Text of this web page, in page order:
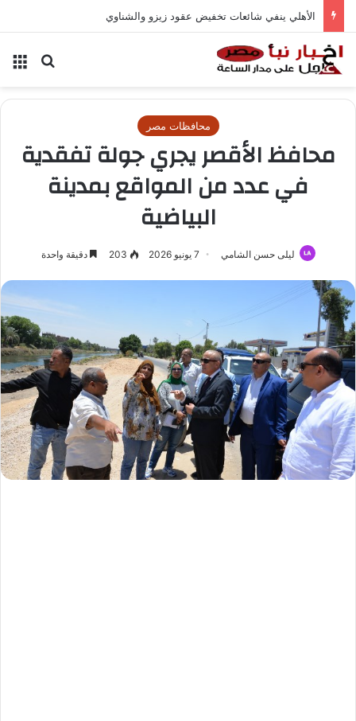
الأهلي ينفي شائعات تخفيض عقود زيزو والشناوي
بحث
محافظات مصر
محافظ الأقصر يجري جولة تفقدية
في عدد من المواقع بمدينة
البياضية
ليلى حسن الشامي 7 يونيو 2026 203 دقيقة واحدة